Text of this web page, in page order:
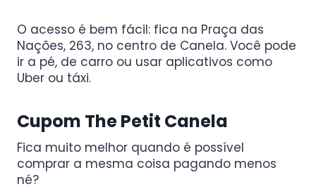
O acesso é bem fácil: fica na Praça das
Nações, 263, no centro de Canela. Você pode
ir a pé, de carro ou usar aplicativos como
Uber ou táxi.
Cupom The Petit Canela
Fica muito melhor quando é possível
comprar a mesma coisa pagando menos
né?